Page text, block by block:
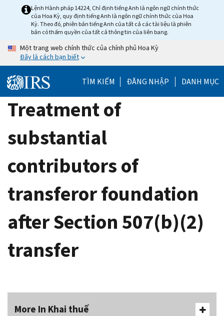
Lệnh Hành pháp 14224, Chỉ định tiếng Anh là ngôn ngữ chính thức
của Hoa Kỳ, quy định tiếng Anh là ngôn ngữ chính thức của Hoa
Kỳ. Theo đó, phiên bản tiếng Anh của tất cả các tài liệu là phiên
bản có thẩm quyền của tất cả thông tin của liên bang.
Một trang web chính thức của chính phủ Hoa Kỳ
Đây là cách bạn biết
TÌM KIẾM ĐĂNG NHẬP DANH MỤC
Treatment of
substantial
contributors of
transferor foundation
after Section 507(b)(2)
transfer
More In Khai thuế